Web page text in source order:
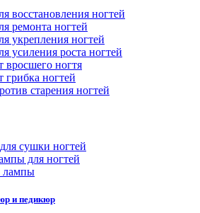
восстановления ногтей
ремонта ногтей
укрепления ногтей
усиления роста ногтей
вросшего ногтя
грибка ногтей
старения ногтей
сушки ногтей
для ногтей
лампы
и педикюр